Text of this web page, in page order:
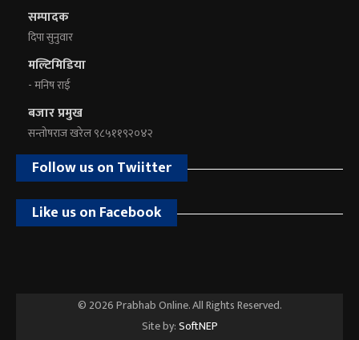
सम्पादक
दिपा सुनुवार
मल्टिमिडिया
- मनिष राई
बजार प्रमुख
सन्तोषराज खरेल ९८५११९२०४२
Follow us on Twiitter
Like us on Facebook
© 2026 Prabhab Online. All Rights Reserved.
Site by:SoftNEP